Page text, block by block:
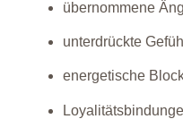
übernommene
unterdrückte
energetische